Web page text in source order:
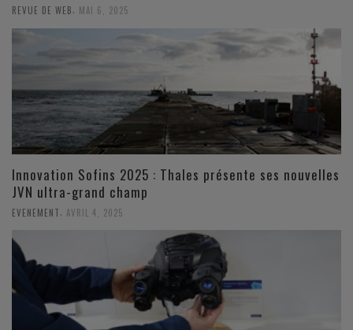
REVUE DE WEB MAI 6, 2025
Innovation Sofins 2025 : Thales présente ses nouvelles
JVN ultra-grand champ
EVENEMENT AVRIL 4, 2025